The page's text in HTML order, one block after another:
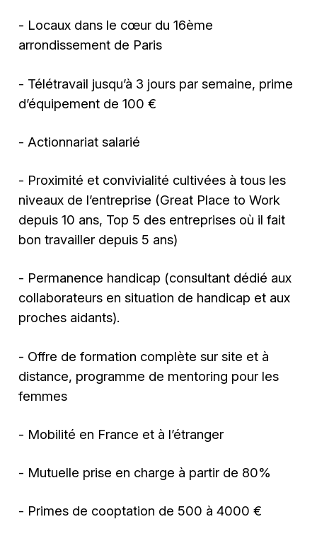
- Locaux dans le cœur du 16ème
arrondissement de Paris
- Télétravail jusqu’à 3 jours par semaine, prime
d’équipement de 100 €
- Actionnariat salarié
- Proximité et convivialité cultivées à tous les
niveaux de l’entreprise (Great Place to Work
depuis 10 ans, Top 5 des entreprises où il fait
bon travailler depuis 5 ans)
- Permanence handicap (consultant dédié aux
collaborateurs en situation de handicap et aux
proches aidants).
- Offre de formation complète sur site et à
distance, programme de mentoring pour les
femmes
- Mobilité en France et à l’étranger
- Mutuelle prise en charge à partir de 80%
- Primes de cooptation de 500 à 4000 €